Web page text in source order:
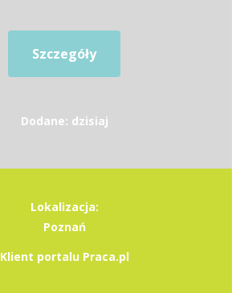
Szczegóły
Dodane: dzisiaj
Lokalizacja:
Poznań
Klient portalu Praca.pl